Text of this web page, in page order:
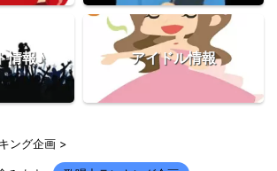
情報♪ アイドル情報
ング企画 >